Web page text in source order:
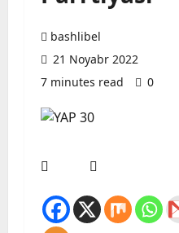
bashlibel
21 Noyabr 2022
7 minutes read
0